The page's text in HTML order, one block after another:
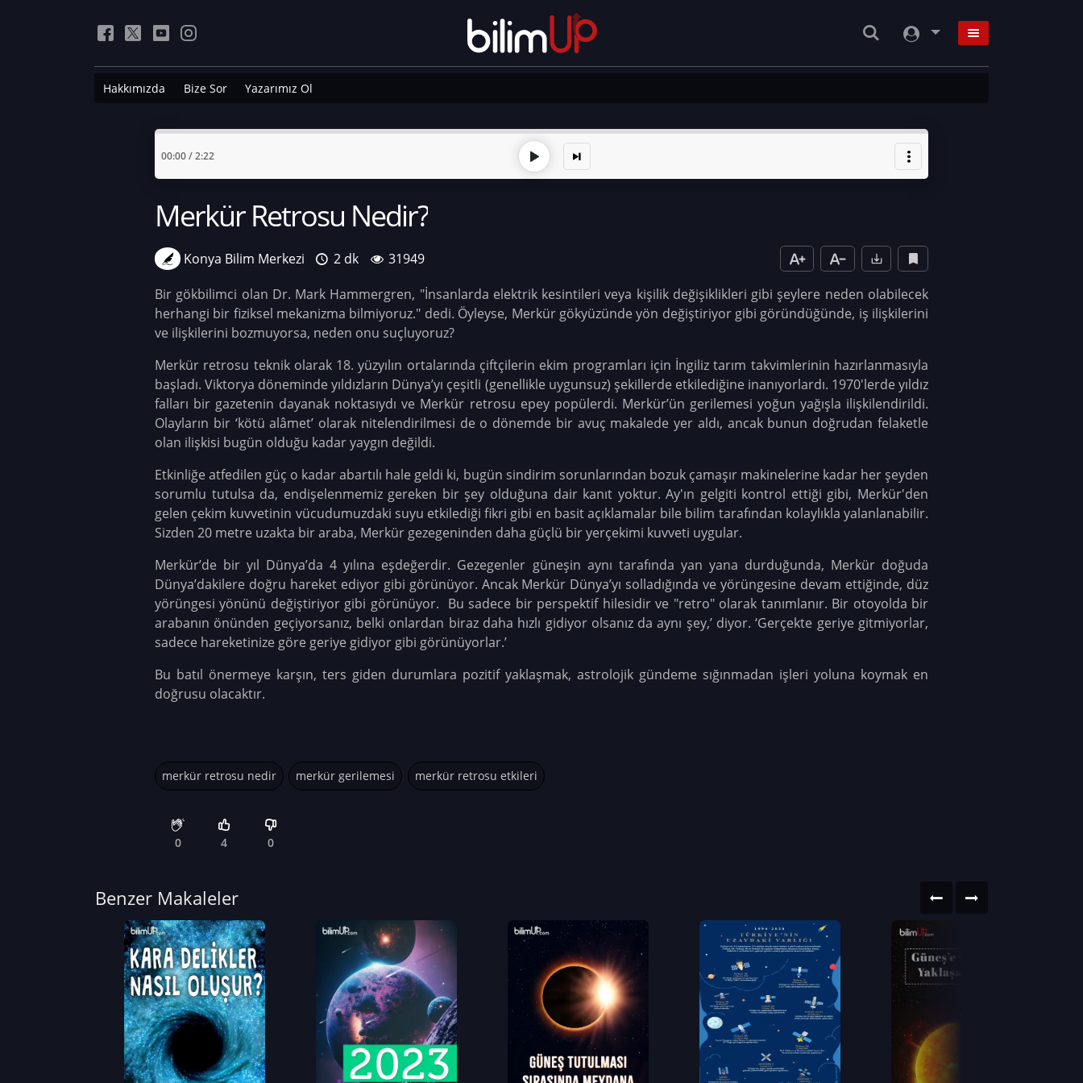
Hakkımızda Bize Sor Yazarımız Ol
00:00/2:22
Merkür Retrosu Nedir?
Konya Bilim Merkezi 2 dk
31949
Bir gökbilimci olan Dr. Mark Hammergren, "İnsanlarda elektrik kesintileri veya kişilik değişiklikleri gibi şeylere neden olabilecek
herhangi bir fiziksel mekanizma bilmiyoruz." dedi. Öyleyse, Merkür gökyüzünde yön değiştiriyor gibi göründüğünde, iş ilişkilerini
ve ilişkilerini bozmuyorsa, neden onu suçluyoruz?
Merkür retrosu teknik olarak 18. yüzyılın ortalarında çiftçilerin ekim programları için İngiliz tarım takvimlerinin hazırlanmasıyla
başladı. Viktorya döneminde yıldızların Dünya’yı çeşitli (genellikle uygunsuz) şekillerde etkilediğine inanıyorlardı. 1970'lerde yıldız
falları bir gazetenin dayanak noktasıydı ve Merkür retrosu epey popülerdi. Merkür’ün gerilemesi yoğun yağışla ilişkilendirildi.
Olayların bir ‘kötü alâmet’ olarak nitelendirilmesi de o dönemde bir avuç makalede yer aldı, ancak bunun doğrudan felaketle
olan ilişkisi bugün olduğu kadar yaygın değildi.
Etkinliğe atfedilen güç o kadar abartılı hale geldi ki, bugün sindirim sorunlarından bozuk çamaşır makinelerine kadar her şeyden
sorumlu tutulsa da, endişelenmemiz gereken bir şey olduğuna dair kanıt yoktur. Ay'ın gelgiti kontrol ettiği gibi, Merkür'den
gelen çekim kuvvetinin vücudumuzdaki suyu etkilediği fikri gibi en basit açıklamalar bile bilim tarafından kolaylıkla yalanlanabilir.
Sizden 20 metre uzakta bir araba, Merkür gezegeninden daha güçlü bir yerçekimi kuvveti uygular.
Merkür’de bir yıl Dünya’da 4 yılına eşdeğerdir. Gezegenler güneşin aynı tarafında yan yana durduğunda, Merkür doğuda
Dünya’dakilere doğru hareket ediyor gibi görünüyor. Ancak Merkür Dünya’yı solladığında ve yörüngesine devam ettiğinde, düz
yörüngesi yönünü değiştiriyor gibi görünüyor. Bu sadece bir perspektif hilesidir ve "retro" olarak tanımlanır. Bir otoyolda bir
arabanın önünden geçiyorsanız, belki onlardan biraz daha hızlı gidiyor olsanız da aynı şey,’ diyor. ‘Gerçekte geriye gitmiyorlar,
sadece hareketinize göre geriye gidiyor gibi görünüyorlar.’
Bu batıl önermeye karşın, ters giden durumlara pozitif yaklaşmak, astrolojik gündeme sığınmadan işleri yoluna koymak en
doğrusu olacaktır.
merkür retrosu nedir merkür gerilemesi merkür retrosu etkileri
0 4 0
Benzer Makaleler